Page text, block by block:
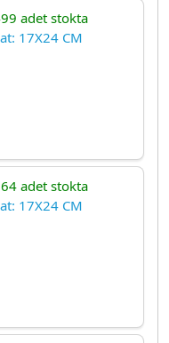
adet stokta
17X24 CM
adet stokta
17X24 CM